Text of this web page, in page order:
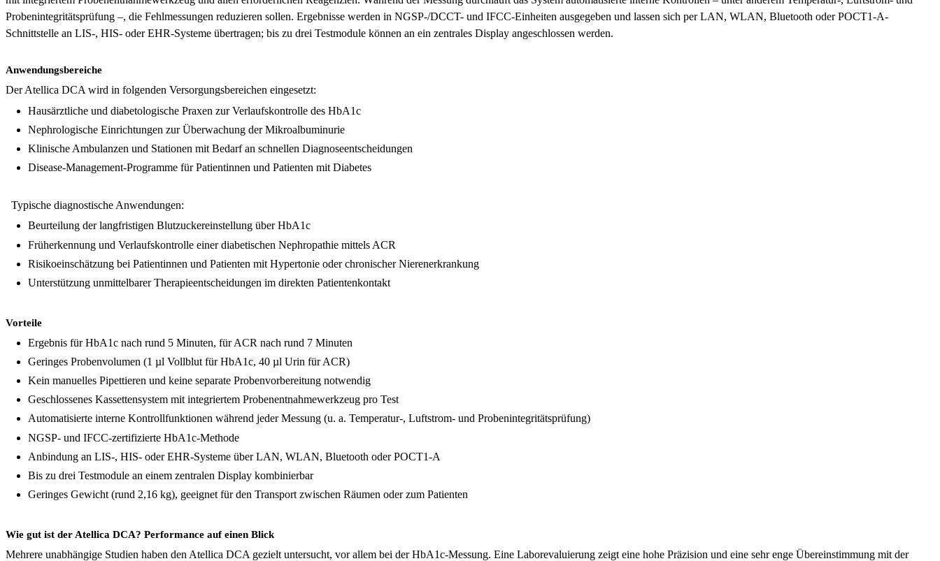
Probenintegritätsprüfung –, die Fehlmessungen reduzieren sollen. Ergebnisse werden in NGSP-/DCCT- und IFCC-Einheiten ausgegeben und lassen sich per LAN, WLAN, Bluetooth oder POCT1-A-
Schnittstelle an LIS-, HIS- oder EHR-Systeme übertragen; bis zu drei Testmodule können an ein zentrales Display angeschlossen werden.
Anwendungsbereiche
Der Atellica DCA wird in folgenden Versorgungsbereichen eingesetzt:
Hausärztliche und diabetologische Praxen zur Verlaufskontrolle des HbA1c
Nephrologische Einrichtungen zur Überwachung der Mikroalbuminurie
Klinische Ambulanzen und Stationen mit Bedarf an schnellen Diagnoseentscheidungen
Disease-Management-Programme für Patientinnen und Patienten mit Diabetes
Typische diagnostische Anwendungen:
Beurteilung der langfristigen Blutzuckereinstellung über HbA1c
Früherkennung und Verlaufskontrolle einer diabetischen Nephropathie mittels ACR
Risikoeinschätzung bei Patientinnen und Patienten mit Hypertonie oder chronischer Nierenerkrankung
Unterstützung unmittelbarer Therapieentscheidungen im direkten Patientenkontakt
Vorteile
Ergebnis für HbA1c nach rund 5 Minuten, für ACR nach rund 7 Minuten
Geringes Probenvolumen (1 µl Vollblut für HbA1c, 40 µl Urin für ACR)
Kein manuelles Pipettieren und keine separate Probenvorbereitung notwendig
Geschlossenes Kassettensystem mit integriertem Probenentnahmewerkzeug pro Test
Automatisierte interne Kontrollfunktionen während jeder Messung (u. a. Temperatur-, Luftstrom- und Probenintegritätsprüfung)
NGSP- und IFCC-zertifizierte HbA1c-Methode
Anbindung an LIS-, HIS- oder EHR-Systeme über LAN, WLAN, Bluetooth oder POCT1-A
Bis zu drei Testmodule an einem zentralen Display kombinierbar
Geringes Gewicht (rund 2,16 kg), geeignet für den Transport zwischen Räumen oder zum Patienten
Wie gut ist der Atellica DCA? Performance auf einen Blick
Mehrere unabhängige Studien haben den Atellica DCA gezielt untersucht, vor allem bei der HbA1c-Messung. Eine Laborevaluierung zeigt eine hohe Präzision und eine sehr enge Übereinstimmung mit der